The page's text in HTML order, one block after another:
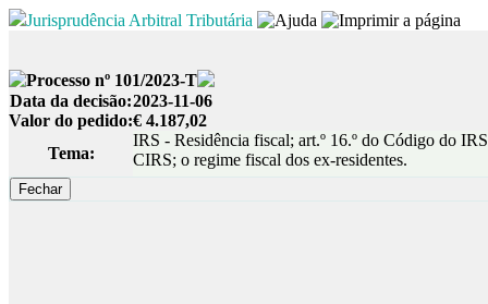
Jurisprudência Arbitral Tributária
Processo nº 101/2023-T
Data da decisão:2023-11-06
Valor do pedido:€ 4.187,02
Tema:
IRS - Residência fiscal; art.º 16.º do Código do
CIRS; o regime fiscal dos ex-residentes.